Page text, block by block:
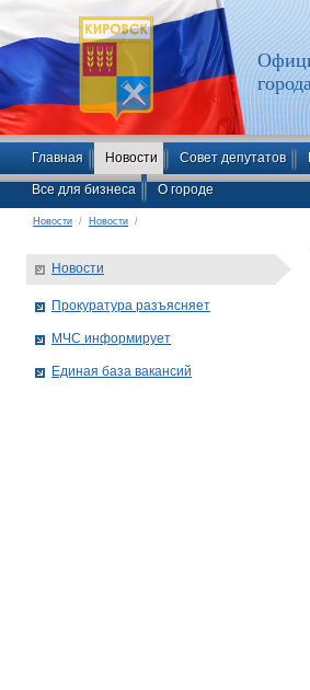
Главная Новости Совет депутатов
Все для бизнеса О городе
Новости / Новости /
Новости
Прокуратура разъясняет
МЧС информирует
Единая база вакансий